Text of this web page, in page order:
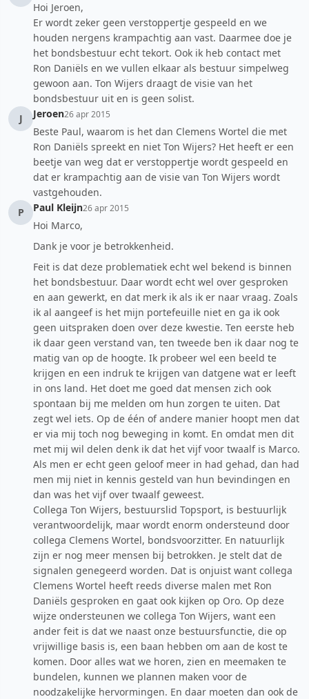
Hoi Jeroen,
Er wordt zeker geen verstoppertje gespeeld en we
houden nergens krampachtig aan vast. Daarmee doe je
het bondsbestuur echt tekort. Ook ik heb contact met
Ron Daniëls en we vullen elkaar als bestuur simpelweg
gewoon aan. Ton Wijers draagt de visie van het
bondsbestuur uit en is geen solist.
J
Jeroen26 apr 2015
Beste Paul, waarom is het dan Clemens Wortel die met
Ron Daniëls spreekt en niet Ton Wijers? Het heeft er een
beetje van weg dat er verstoppertje wordt gespeeld en
dat er krampachtig aan de visie van Ton Wijers wordt
vastgehouden.
P
Paul Kleijn26 apr 2015
Hoi Marco,
Dank je voor je betrokkenheid.
Feit is dat deze problematiek echt wel bekend is binnen
het bondsbestuur. Daar wordt echt wel over gesproken
en aan gewerkt, en dat merk ik als ik er naar vraag. Zoals
ik al aangeef is het mijn portefeuille niet en ga ik ook
geen uitspraken doen over deze kwestie. Ten eerste heb
ik daar geen verstand van, ten tweede ben ik daar nog te
matig van op de hoogte. Ik probeer wel een beeld te
krijgen en een indruk te krijgen van datgene wat er leeft
in ons land. Het doet me goed dat mensen zich ook
spontaan bij me melden om hun zorgen te uiten. Dat
zegt wel iets. Op de één of andere manier hoopt men dat
er via mij toch nog beweging in komt. En omdat men dit
met mij wil delen denk ik dat het vijf voor twaalf is Marco.
Als men er echt geen geloof meer in had gehad, dan had
men mij niet in kennis gesteld van hun bevindingen en
dan was het vijf over twaalf geweest.
Collega Ton Wijers, bestuurslid Topsport, is bestuurlijk
verantwoordelijk, maar wordt enorm ondersteund door
collega Clemens Wortel, bondsvoorzitter. En natuurlijk
zijn er nog meer mensen bij betrokken. Je stelt dat de
signalen genegeerd worden. Dat is onjuist want collega
Clemens Wortel heeft reeds diverse malen met Ron
Daniëls gesproken en gaat ook kijken op Oro. Op deze
wijze ondersteunen we collega Ton Wijers, want een
ander feit is dat we naast onze bestuursfunctie, die op
vrijwillige basis is, een baan hebben om aan de kost te
komen. Door alles wat we horen, zien en meemaken te
bundelen, kunnen we plannen maken voor de
noodzakelijke hervormingen. En daar moeten dan ook de